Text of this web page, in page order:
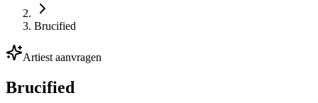
Brucified
Artiest aanvragen
Brucified